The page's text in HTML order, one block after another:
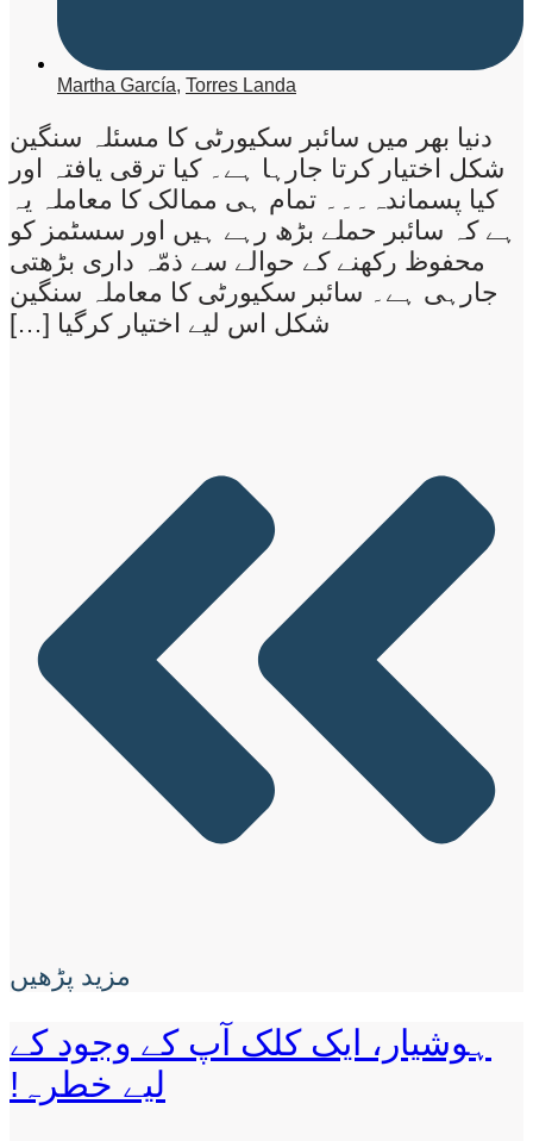
Martha García, Torres Landa
دنیا بھر میں سائبر سکیورٹی کا مسئلہ سنگین
شکل اختیار کرتا جارہا ہے۔ کیا ترقی یافتہ اور
کیا پسماندہ۔۔۔ تمام ہی ممالک کا معاملہ یہ
ہے کہ سائبر حملے بڑھ رہے ہیں اور سسٹمز کو
محفوظ رکھنے کے حوالے سے ذمّہ داری بڑھتی
جارہی ہے۔ سائبر سکیورٹی کا معاملہ سنگین
شکل اس لیے اختیار کرگیا […]
مزید پڑھیں
ہوشیار، ایک کلک آپ کے وجود کے
لیے خطرہ!